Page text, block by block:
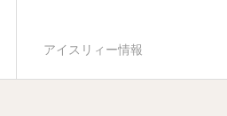
アイスリィー情報